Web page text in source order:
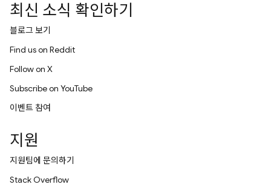
최신 소식 확인하기
블로그 보기
Find us on Reddit
Follow on X
Subscribe on YouTube
이벤트 참여
지원
지원팀에 문의하기
Stack Overflow